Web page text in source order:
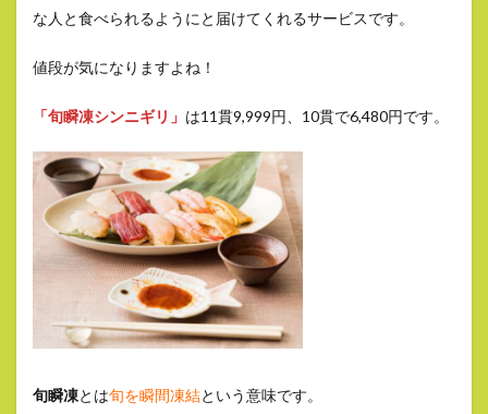
な人と食べられるようにと届けてくれるサービスです。
値段が気になりますよね！
「旬瞬凍シンニギリ」 は11貫9,999円、10貫で6,480円です。
旬瞬凍とは旬を瞬間凍結という意味です。